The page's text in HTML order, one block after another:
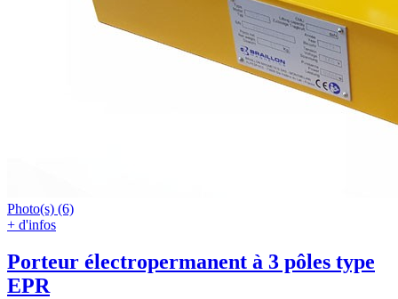
Photo(s) (6)
+ d'infos
Porteur électropermanent à 3 pôles type
EPR